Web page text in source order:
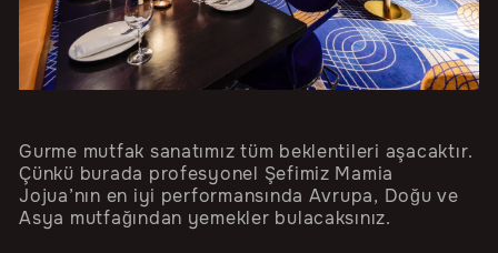
Gurme mutfak sanatımız tüm beklentileri aşacaktır.
Çünkü burada profesyonel Şefimiz Mamia
Jojua’nın en iyi performansında Avrupa, Doğu ve
Asya mutfağından yemekler bulacaksınız.